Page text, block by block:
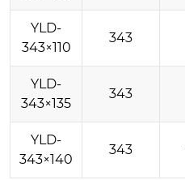
YLD-
343×110
343
YLD-
343×135
343
YLD-
343×140
343